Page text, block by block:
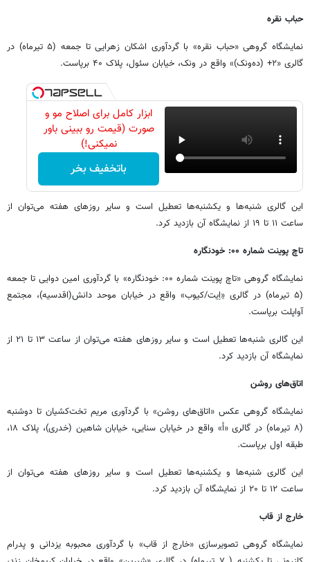
حباب نقره
نمایشگاه گروهی «حباب نقره» با گردآوری اشکان زهرایی تا جمعه (۵ تیرماه) در
گالری «۲+ (ده‌ونک)» واقع در ونک، خیابان سئول، پلاک ۴۰ برپاست.
ابزار کامل برای اصلاح مو و
صورت (قیمت رو ببینی باور
نمیکنی!)
باتخفیف بخر
این گالری شنبه‌ها و یکشنبه‌ها تعطیل است و سایر روزهای هفته می‌توان از
ساعت ۱۱ تا ۱۹ از نمایشگاه آن بازدید کرد.
تاچ پوینت شماره ۰۰: خودنگاره
نمایشگاه گروهی «تاچ پوینت شماره ۰۰: خودنگاره» با گردآوری امین دوایی تا جمعه
(۵ تیرماه) در گالری «ِاِیت/کیوب» واقع در خیابان موحد دانش(اقدسیه)، مجتمع
آواپلت برپاست.
این گالری شنبه‌ها تعطیل است و سایر روزهای هفته می‌توان از ساعت ۱۳ تا ۲۱ از
نمایشگاه آن بازدید کرد.
اتاق‌های روشن
نمایشگاه گروهی عکس «اتاق‌های روشن» با گردآوری مریم تخت‌کشیان تا دوشنبه
(۸ تیرماه) در گالری «اُ» واقع در خیابان سنایی، خیابان شاهین (خدری)، پلاک ۱۸،
طبقه اول برپاست.
این گالری شنبه‌ها و یکشنبه‌ها تعطیل است و سایر روزهای هفته می‌توان از
ساعت ۱۲ تا ۲۰ از نمایشگاه آن بازدید کرد.
خارج از قاب
نمایشگاه گروهی تصویرسازی «خارج از قاب» با گردآوری محبوبه یزدانی و پدرام